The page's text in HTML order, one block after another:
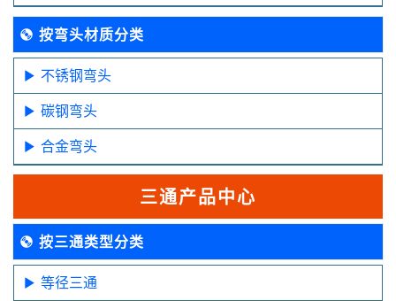
按弯头材质分类
不锈钢弯头
碳钢弯头
合金弯头
三通产品中心
按三通类型分类
等径三通